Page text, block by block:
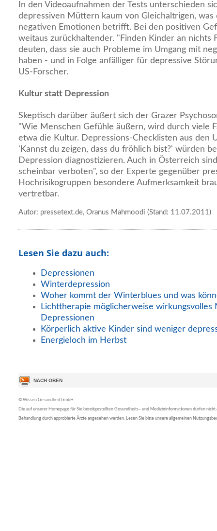
In den Videoaufnahmen der Tests unterschieden
depressiven Müttern kaum von Gleichaltrigen, was
negativen Emotionen betrifft. Bei den positiven
weitaus zurückhaltender. "Finden Kinder an nichts
deuten, dass sie auch Probleme im Umgang mit
haben - und in Folge anfälliger für depressive
US-Forscher.
Kultur statt Depression
Skeptisch darüber äußert sich der Grazer
"Wie Menschen Gefühle äußern, wird durch viele
etwa die Kultur. Depressions-Checklisten aus den
'Kannst du zeigen, dass du fröhlich bist?' würden
Depression diagnostizieren. Auch in Österreich
scheinbar verboten", so der Experte gegenüber
Hochrisikogruppen besondere Aufmerksamkeit
vertretbar.
Autor: pressetext.de, Oranus Mahmoodi (Stand: 11.07.2011)
Lesen Sie dazu auch:
Depressionen
Winterdepression
Woher kommt der Winterblues und was
Lichttherapie möglicherweise wirkungsvolles
Depressionen
Körperlich aktive Kinder sind weniger
Energieloch im Herbst
© Wissen Gesundheit GmbH
Die auf unserer Homepage für Sie bereitgestellten Gesundheits– und Medizininformationen dürfen nicht
Behandlung durch approbierte Ärzte angesehen werden. Lesen Sie bitte unsere allgemeinen